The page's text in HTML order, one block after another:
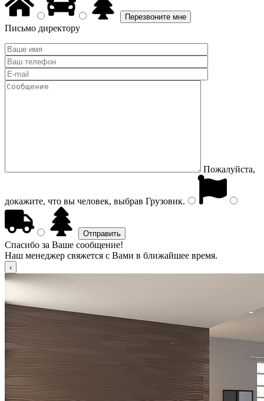
Письмо директору
Пожалуйста,
докажите, что вы человек, выбрав Грузовик.
Спасибо за Ваше сообщение!
Наш менеджер свяжется с Вами в ближайшее время.